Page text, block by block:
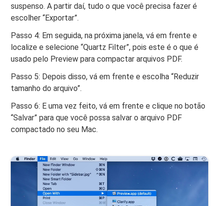
suspenso. A partir daí, tudo o que você precisa fazer é
escolher “Exportar”.
Passo 4: Em seguida, na próxima janela, vá em frente e
localize e selecione “Quartz Filter”, pois este é o que é
usado pelo Preview para compactar arquivos PDF.
Passo 5: Depois disso, vá em frente e escolha “Reduzir
tamanho do arquivo”.
Passo 6: E uma vez feito, vá em frente e clique no botão
“Salvar” para que você possa salvar o arquivo PDF
compactado no seu Mac.